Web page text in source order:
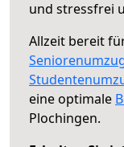
und stressfrei
Allzeit bereit
eine optimale
Plochingen.